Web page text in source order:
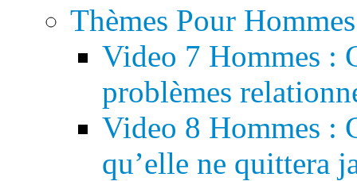
Thèmes Pour Hommes
Video 7 Hommes :
problèmes
Video 8 Hommes :
qu’elle ne quittera